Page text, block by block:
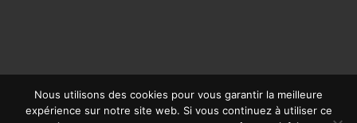
Nous utilisons des cookies pour vous garantir la meilleure
expérience sur notre site web. Si vous continuez à utiliser ce